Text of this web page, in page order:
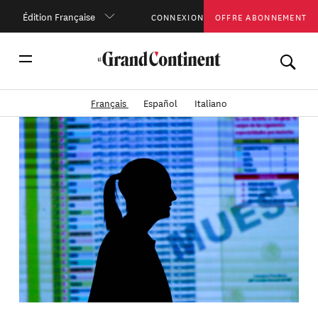
Édition Française CONNEXION OFFRE ABONNEMENT
Français Español Italiano